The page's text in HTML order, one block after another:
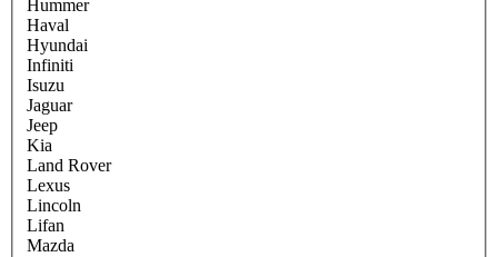
Hummer
Haval
Hyundai
Infiniti
Isuzu
Jaguar
Jeep
Kia
Land Rover
Lexus
Lincoln
Lifan
Mazda